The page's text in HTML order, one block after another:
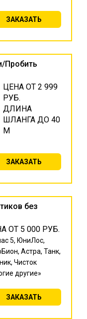
ЗАКАЗАТЬ
Пробить
ЦЕНА ОТ 2 999
РУБ.
ДЛИНА
ШЛАНГА ДО 40
М
ЗАКАЗАТЬ
без
ОТ 5 000 РУБ.
5, ЮниЛос,
Астра, Танк,
Чисток
другие»
ЗАКАЗАТЬ